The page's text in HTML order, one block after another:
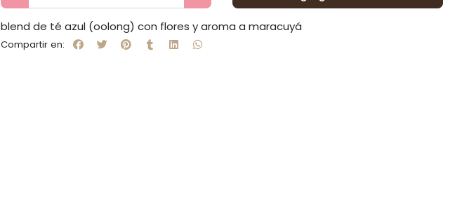
blend de té azul (oolong) con flores y aroma a maracuyá
Compartir en: